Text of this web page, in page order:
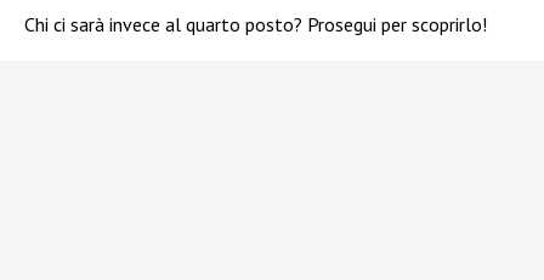
Chi ci sarà invece al quarto posto? Prosegui per scoprirlo!